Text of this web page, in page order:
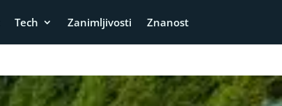
Tech Zanimljivosti Znanost